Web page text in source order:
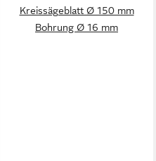
Kreissägeblatt Ø 150 mm
Bohrung Ø 16 mm